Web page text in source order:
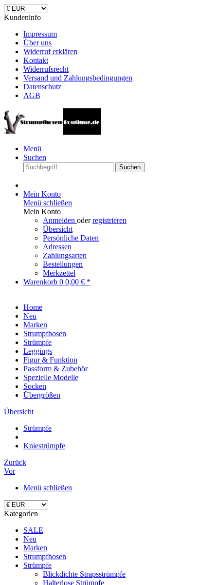
Kundeninfo
Impressum
Über uns
Widerruf erklären
Kontakt
Widerrufsrecht
Versand und Zahlungsbedingungen
Datenschutz
AGB
Menü
Suchen
Suchen
Mein Konto
Menü schließen
Mein Konto
Anmelden oderregistrieren
Übersicht
Persönliche Daten
Adressen
Zahlungsarten
Bestellungen
Merkzettel
Warenkorb 0 0,00 € *
Home
Neu
Marken
Strumpfhosen
Strümpfe
Leggings
Figur & Funktion
Passform & Zubehör
Spezielle Modelle
Socken
Übergrößen
Übersicht
Strümpfe
Kniestrümpfe
Zurück
Vor
Menü schließen
Kategorien
SALE
Neu
Marken
Strumpfhosen
Strümpfe
Blickdichte Strapsstrümpfe
Halterlose Strümpfe